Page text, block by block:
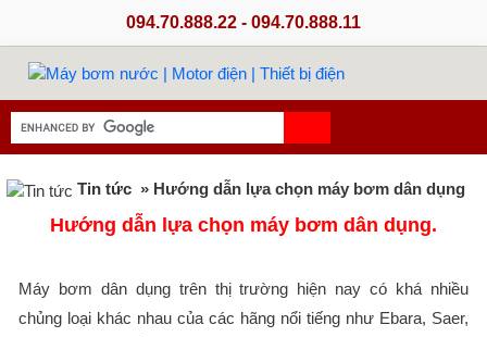
094.70.888.22 - 094.70.888.11
Tin tức » Hướng dẫn lựa chọn máy bơm dân dụng
Hướng dẫn lựa chọn máy bơm dân dụng.
Máy bơm dân dụng trên thị trường hiện nay có khá nhiều
chủng loại khác nhau của các hãng nổi tiếng như Ebara, Saer,